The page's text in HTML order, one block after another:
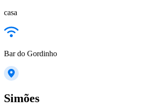
casa
Bar do Gordinho
Simões